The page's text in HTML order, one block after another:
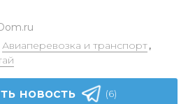
Авиаперевозка и транспорт,
новость (6)